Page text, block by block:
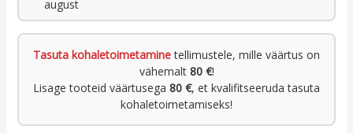
august
Tasuta kohaletoimetaminetellimustele, mille väärtus on
vähemalt 80 €!
Lisage tooteid väärtusega 80 €, et kvalifitseeruda tasuta
kohaletoimetamiseks!